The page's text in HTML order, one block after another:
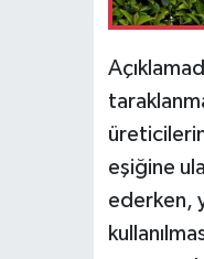
eşiğine
ederken,